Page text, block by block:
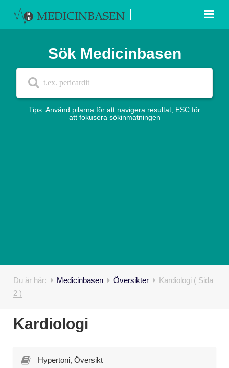
Sök Medicinbasen
Tips: Använd pilarna för att navigera resultat, ESC för
att fokusera sökinmatningen
Du är här: Medicinbasen Översikter Kardiologi ( Sida
2 )
Kardiologi
Hypertoni, Översikt